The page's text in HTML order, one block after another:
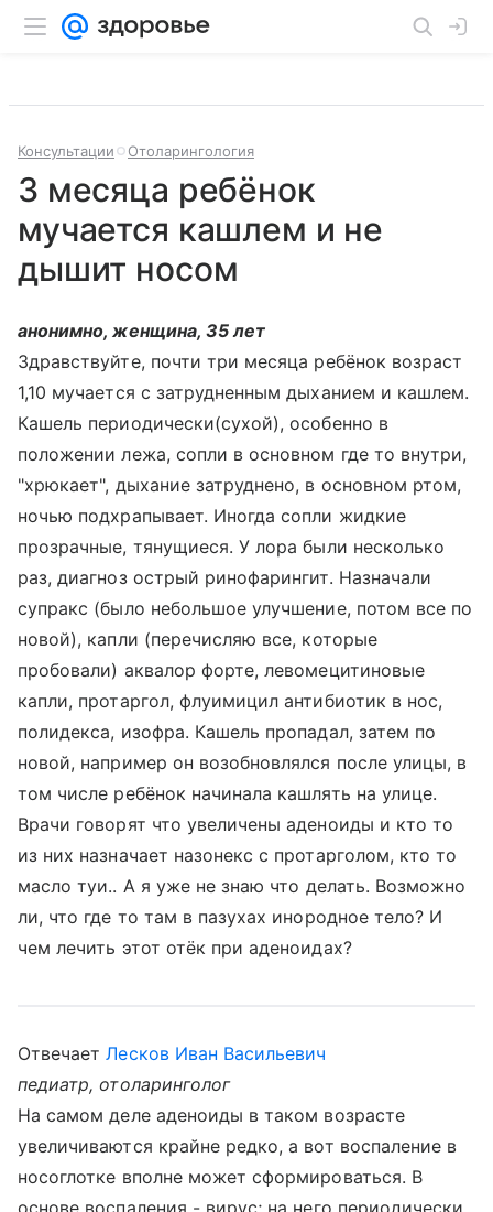
Консультации Отоларингология
3 месяца ребёнок
мучается кашлем и не
дышит носом
анонимно, женщина, 35 лет
Здравствуйте, почти три месяца ребёнок возраст
1,10 мучается с затрудненным дыханием и кашлем.
Кашель периодически(сухой), особенно в
положении лежа, сопли в основном где то внутри,
"хрюкает", дыхание затруднено, в основном ртом,
ночью подхрапывает. Иногда сопли жидкие
прозрачные, тянущиеся. У лора были несколько
раз, диагноз острый ринофарингит. Назначали
супракс (было небольшое улучшение, потом все по
новой), капли (перечисляю все, которые
пробовали) аквалор форте, левомецитиновые
капли, протаргол, флуимицил антибиотик в нос,
полидекса, изофра. Кашель пропадал, затем по
новой, например он возобновлялся после улицы, в
том числе ребёнок начинала кашлять на улице.
Врачи говорят что увеличены аденоиды и кто то
из них назначает назонекс с протарголом, кто то
масло туи.. А я уже не знаю что делать. Возможно
ли, что где то там в пазухах инородное тело? И
чем лечить этот отёк при аденоидах?
ОтвечаетЛесков Иван Васильевич
педиатр, отоларинголог
На самом деле аденоиды в таком возрасте
увеличиваются крайне редко, а вот воспаление в
носоглотке вполне может сформироваться. В
основе воспаления - вирус; на него периодически